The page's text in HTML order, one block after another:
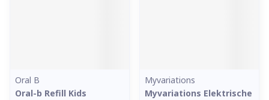
Oral B
Oral-b Refill Kids
Myvariations
Myvariations Elektrische